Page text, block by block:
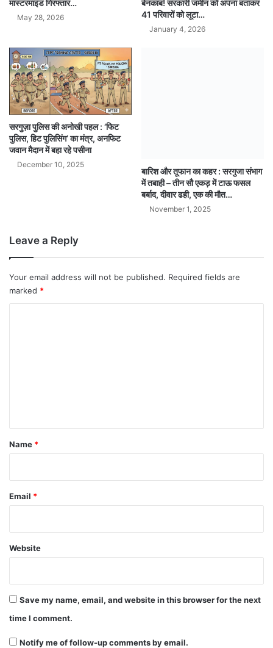
मास्टरमाइंड गिरफ्तार…
May 28, 2026
बेनकाब! सरकारी जमीन को अपना बताकर
41 परिवारों को लूटा…
January 4, 2026
सरगुज़ा पुलिस की अनोखी पहल : ‘फिट
पुलिस, हिट पुलिसिंग’ का मंत्र, अनफिट
जवान मैदान में बहा रहे पसीना
December 10, 2025
बारिश और तूफान का कहर : सरगुजा संभाग
में तबाही – तीन सौ एकड़ में टाऊ फसल
बर्बाद, दीवार ढही, एक की मौत…
November 1, 2025
Leave a Reply
Your email address will not be published. Required fields are
marked *
*
Name *
Email *
Website
Save my name, email, and website in this browser for the next
time I comment.
Notify me of follow-up comments by email.